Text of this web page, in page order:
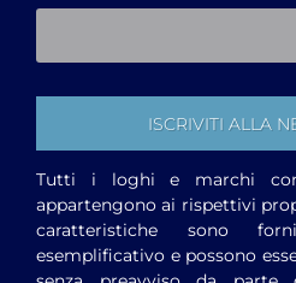
Tutti i loghi e marchi
appartengono ai rispettivi
caratteristiche sono
esemplificativo e possono